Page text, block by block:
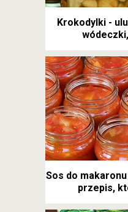
Krokodylki -
Sos do
przepis,